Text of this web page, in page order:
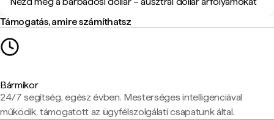
Támogatás, amire számíthatsz
Bármikor
24/7 segítség, egész évben. Mesterséges intelligenciával
működik, támogatott az ügyfélszolgálati csapatunk által.